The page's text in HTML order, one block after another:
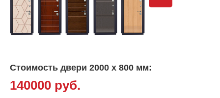
Стоимость двери 2000 х 800 мм:
140000 руб.